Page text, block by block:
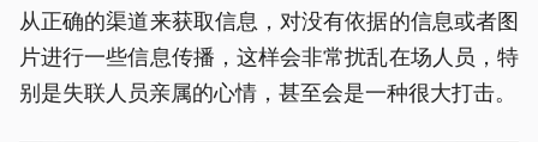
从正确的渠道来获取信息，对没有依据的信息或者图
片进行一些信息传播，这样会非常扰乱在场人员，特
别是失联人员亲属的心情，甚至会是一种很大打击。